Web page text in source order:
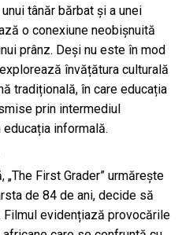
tânăr bărbat și a unei
o conexiune neobișnuită
prânz. Deși nu este în mod
învățătura culturală
tradițională, în care educația
prin intermediul
informală.
First Grader” urmărește
de 84 de ani, decide să
evidențiază provocările